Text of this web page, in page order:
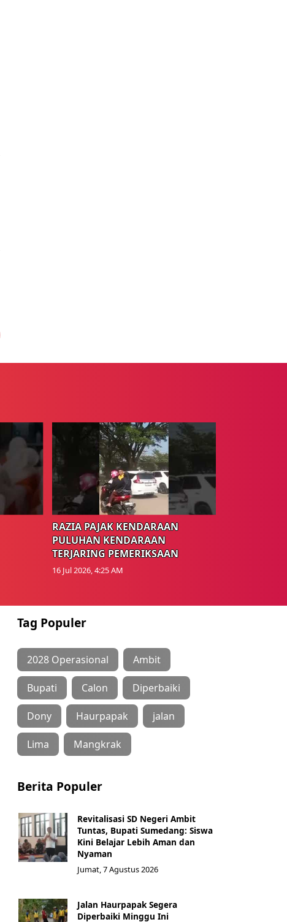
RAZIA PAJAK KENDARAAN
PULUHAN KENDARAAN
TERJARING PEMERIKSAAN
16 Jul 2026, 4:25 AM
Tag Populer
2028 Operasional Ambit
Bupati Calon Diperbaiki
Dony Haurpapak jalan
Lima Mangkrak
Berita Populer
Revitalisasi SD Negeri Ambit
Tuntas, Bupati Sumedang: Siswa
Kini Belajar Lebih Aman dan
Nyaman
Jumat, 7 Agustus 2026
Jalan Haurpapak Segera
Diperbaiki Minggu Ini